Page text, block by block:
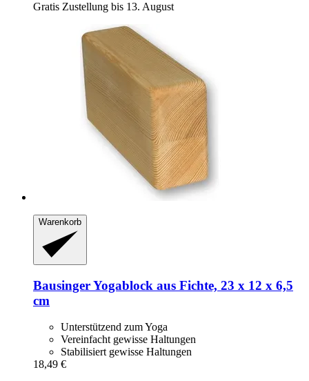
Gratis Zustellung bis 13. August
Warenkorb
BausingerYogablock aus Fichte, 23 x 12 x 6,5
cm
Unterstützend zum Yoga
Vereinfacht gewisse Haltungen
Stabilisiert gewisse Haltungen
18,49 €